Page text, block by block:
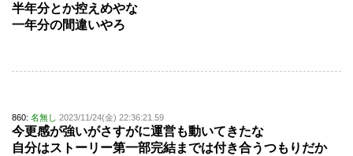
半年分とか控えめやな
一年分の間違いやろ
860: 名無し 2023/11/24(金) 22:36:21.59
今更感が強いがさすがに運営も動いてきたな
自分はストーリー第一部完結までは付き合うつもりだか